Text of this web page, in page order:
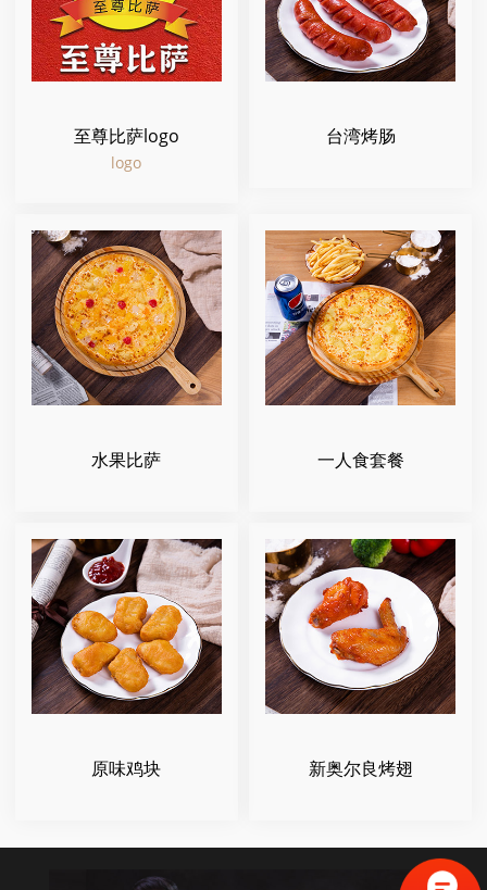
至尊比萨logo
logo
台湾烤肠
水果比萨 一人食套餐
原味鸡块 新奥尔良烤翅